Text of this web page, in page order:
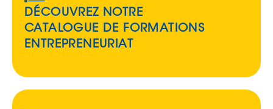
DÉCOUVREZ NOTRE
CATALOGUE DE FORMATIONS
ENTREPRENEURIAT